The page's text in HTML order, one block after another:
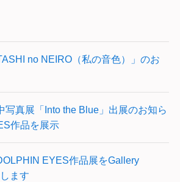
no NEIRO（私の音色）」のお
写真展「Into the Blue」出展のお知ら
作品を展示
EYES作品展をGallery
ます